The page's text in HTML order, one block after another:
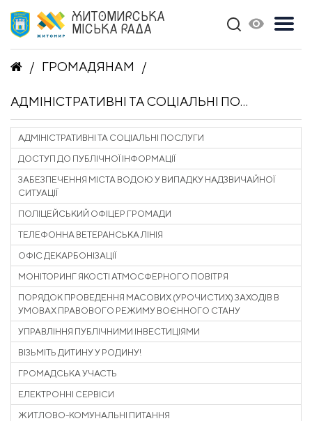
ЖИТОМИРСЬКА
МІСЬКА РАДА
ГРОМАДЯНАМ
АДМІНІСТРАТИВНІ ТА СОЦІАЛЬНІ ПОСЛУГИ
АДМІНІСТРАТИВНІ ТА СОЦІАЛЬНІ ПОСЛУГИ
ДОСТУП ДО ПУБЛІЧНОЇ ІНФОРМАЦІЇ
ЗАБЕЗПЕЧЕННЯ МІСТА ВОДОЮ У ВИПАДКУ НАДЗВИЧАЙНОЇ
СИТУАЦІЇ
ПОЛІЦЕЙСЬКИЙ ОФІЦЕР ГРОМАДИ
ТЕЛЕФОННА ВЕТЕРАНСЬКА ЛІНІЯ
ОФІС ДЕКАРБОНІЗАЦІЇ
МОНІТОРИНГ ЯКОСТІ АТМОСФЕРНОГО ПОВІТРЯ
ПОРЯДОК ПРОВЕДЕННЯ МАСОВИХ (УРОЧИСТИХ) ЗАХОДІВ В
УМОВАХ ПРАВОВОГО РЕЖИМУ ВОЄННОГО СТАНУ
УПРАВЛІННЯ ПУБЛІЧНИМИ ІНВЕСТИЦІЯМИ
ВІЗЬМІТЬ ДИТИНУ У РОДИНУ!
ГРОМАДСЬКА УЧАСТЬ
ЕЛЕКТРОННІ СЕРВІСИ
ЖИТЛОВО-КОМУНАЛЬНІ ПИТАННЯ